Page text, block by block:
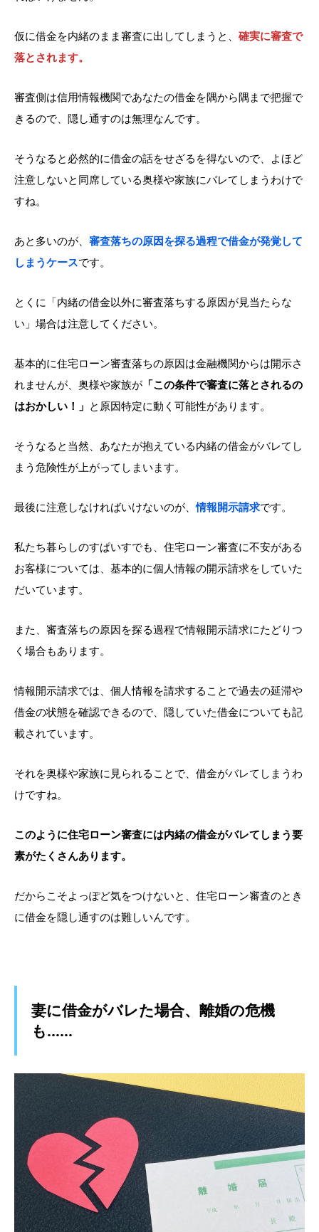
仮に借金を内緒のまま審査に出してしまうと、 確実に審査で
落とされます。
審査側は信用情報機関であなたの借金を隅から隅まで把握で
きるので、隠し通すのは無理なんです。
そうなると必然的に借金の話をせざるを得ないので、よほど
注意しないと同席している奥様や家族にバレてしまうわけで
すね。
あと多いのが、 審査落ちの原因を探る過程で借金が発覚して
しまうケースです。
とくに「内緒の借金以外に審査落ちする原因が見当たらな
い」場合は注意してください。
基本的に住宅ローン審査落ちの原因は金融機関からは開示さ
れませんが、奥様や家族が 「この条件で審査に落とされるの
はおかしい！」 と原因特定に動く可能性があります。
そうなると当然、あなたが抱えている内緒の借金がバレてし
まう危険性が上がってしまいます。
最後に注意しなければいけないのが、情報開示請求です。
私たち暮らしのすぱいすでも、住宅ローン審査に不安がある
お客様については、基本的に個人情報の開示請求をしていた
だいています。
また、審査落ちの原因を探る過程で情報開示請求にたどりつ
く場合もあります。
情報開示請求では、個人情報を請求することで過去の延滞や
借金の状態を確認できるので、隠していた借金についても記
載されています。
それを奥様や家族に見られることで、借金がバレてしまうわ
けですね。
このように住宅ローン審査には内緒の借金がバレてしまう要
素がたくさんあります。
だからこそよっぽど気をつけないと、住宅ローン審査のとき
に借金を隠し通すのは難しいんです。
妻に借金がバレた場合、離婚の危機
も……